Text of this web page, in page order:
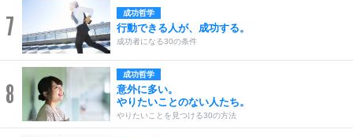
7 成功哲学
行動できる人が、成功する。
成功者になる30の条件
8
成功哲学
意外に多い。
やりたいことのない人たち。
やりたいことを見つける30の方法